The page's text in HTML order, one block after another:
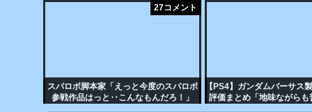
27コメント
スパロボ脚本家「えっと今度のスパロボ
参戦作品はっと‥こんなもんだろ！」
【PS4】ガンダムバーサス
評価まとめ「地味ながらも